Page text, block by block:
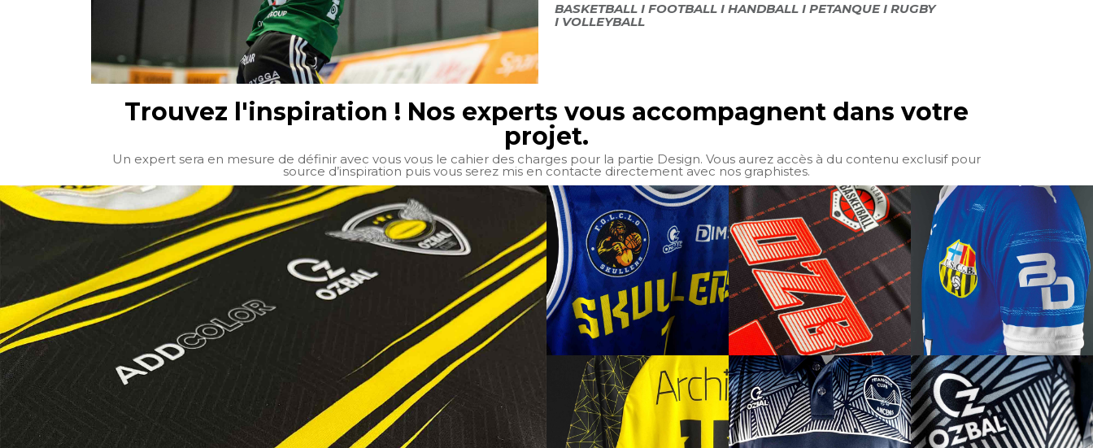
BASKETBALL I FOOTBALL I HANDBALL I PETANQUE I RUGBY
I VOLLEYBALL
Trouvez l'inspiration ! Nos experts vous accompagnent dans votre
projet.
Un expert sera en mesure de définir avec vous vous le cahier des charges pour la partie Design. Vous aurez accès à du contenu exclusif pour
source d’inspiration puis vous serez mis en contacte directement avec nos graphistes.